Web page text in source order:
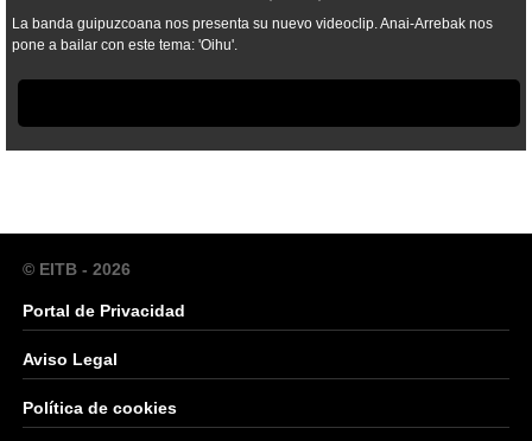
La banda guipuzcoana nos presenta su nuevo videoclip. Anai-Arrebak nos
pone a bailar con este tema: 'Oihu'.
© EITB - 2026
Portal de Privacidad
Aviso Legal
Política de cookies